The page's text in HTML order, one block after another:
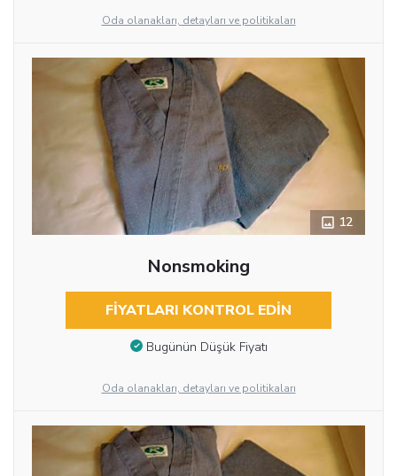
Oda olanakları, detayları ve politikaları
12
Nonsmoking
FIYATLARI KONTROL EDIN
Bugünün Düşük Fiyatı
Oda olanakları, detayları ve politikaları